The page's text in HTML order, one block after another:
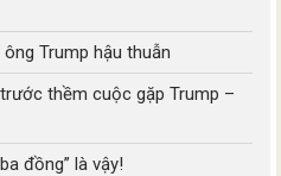
Trump hậu thuẫn
thềm cuộc gặp Trump –
đồng” là vậy!